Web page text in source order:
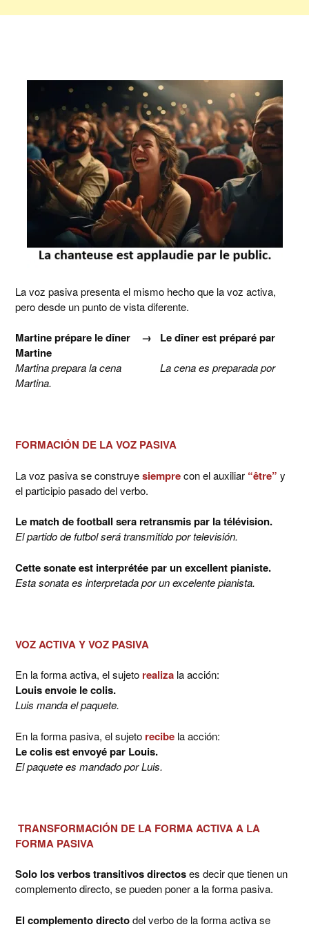
La voz pasiva presenta el mismo hecho que la voz activa,
pero desde un punto de vista diferente.
Martine prépare le dîner → Le dîner est préparé par
Martine
Martina prepara la cena La cena es preparada por
Martina.
FORMACIÓN DE LA VOZ PASIVA
La voz pasiva se construyesiemprecon el auxiliar “être” y
el participio pasado del verbo.
Le match de football sera retransmis par la télévision.
El partido de futbol será transmitido por televisión.
Cette sonate est interprétée par un excellent pianiste.
Esta sonata es interpretada por un excelente pianista.
VOZ ACTIVA Y VOZ PASIVA
En la forma activa, el sujeto realiza la acción:
Louis envoie le colis.
Luis manda el paquete.
En la forma pasiva, el sujeto recibe la acción:
Le colis est envoyé par Louis.
El paquete es mandado por Luis.
TRANSFORMACIÓN DE LA FORMA ACTIVA A LA
FORMA PASIVA
Solo los verbos transitivos directoses decir que tienen un
complemento directo, se pueden poner a la forma pasiva.
El complemento directodel verbo de la forma activa se